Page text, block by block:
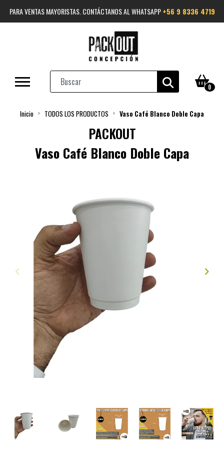
PARA VENTAS MAYORISTAS. CONTÁCTANOS AL WHATSAPP+56 9 8336 4719
0
Inicio TODOS LOS PRODUCTOS Vaso Café Blanco Doble Capa
PACKOUT
Vaso Café Blanco Doble Capa